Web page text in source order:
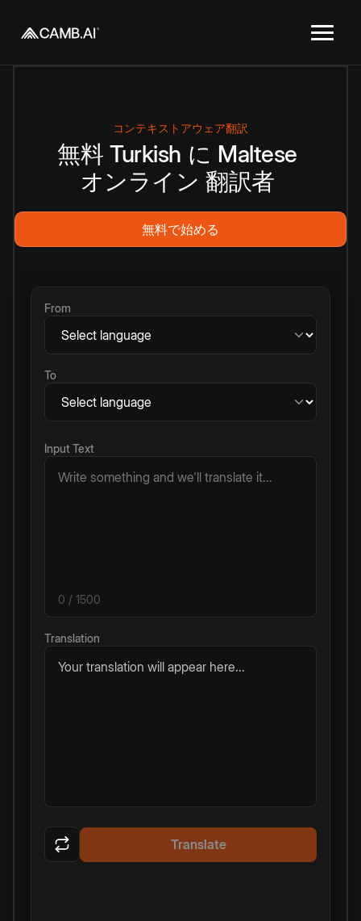
コンテキストアウェア翻訳
無料 Turkish に Maltese
オンライン 翻訳者
無料で始める
From
To
Input Text
0 / 1500
Translation
Your translation will appear here...
Translate